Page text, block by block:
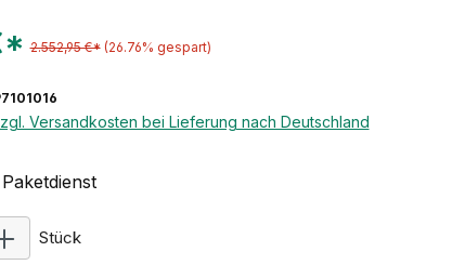
2.552,95 €* (26.76% gespart)
Versandkosten bei Lieferung nach Deutschland
Stück